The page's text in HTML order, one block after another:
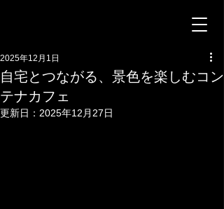
自宅とつながる、景色を楽しむコン
テナカフェ
2025年12月1日
更新日： 2025年12月27日